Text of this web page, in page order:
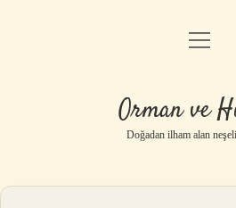
Anasayfa
Yasal Uyarı
menüyü
Orman ve
Doğadan ilham alan